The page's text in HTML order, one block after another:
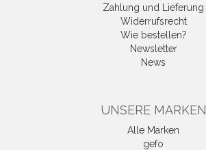
Zahlung und Lieferung
Widerrufsrecht
Wie bestellen?
Newsletter
News
UNSERE MARKEN
Alle Marken
gefo